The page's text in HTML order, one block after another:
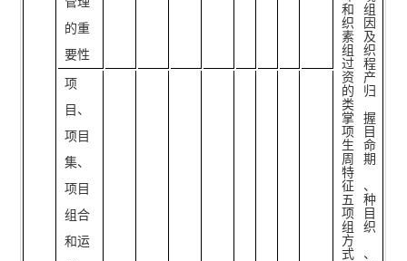
和组
织因
素及
组织
过程
资产
的归
类
掌握
项目
生命
周期
特
征、
五种
项目
组织
方
式、
的重
要性
项
目、
项目
集、
项目
组合
和运